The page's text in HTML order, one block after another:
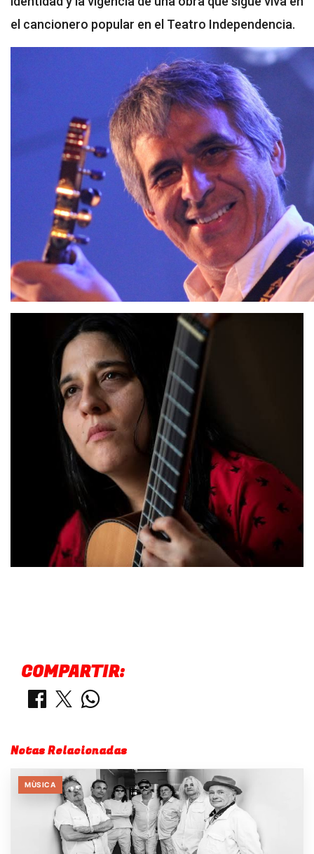
el cancionero popular en el Teatro Independencia.
COMPARTIR:
Notas Relacionadas
MÙSICA